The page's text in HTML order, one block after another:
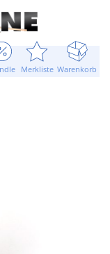
Merkliste Warenkorb